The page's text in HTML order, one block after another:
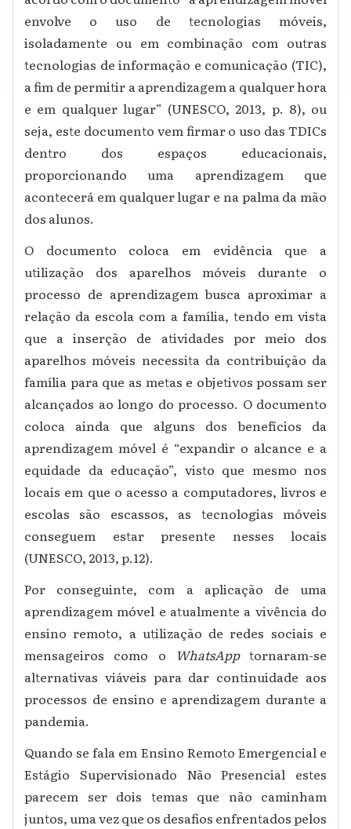
envolve o uso de tecnologias móveis,
isoladamente ou em combinação com outras
tecnologias de informação e comunicação (TIC),
a fim de permitir a aprendizagem a qualquer hora
e em qualquer lugar” (UNESCO, 2013, p. 8), ou
seja, este documento vem firmar o uso das TDICs
dentro dos espaços educacionais,
proporcionando uma aprendizagem que
acontecerá em qualquer lugar e na palma da mão
dos alunos.
O documento coloca em evidência que a
utilização dos aparelhos móveis durante o
processo de aprendizagem busca aproximar a
relação da escola com a família, tendo em vista
que a inserção de atividades por meio dos
aparelhos móveis necessita da contribuição da
família para que as metas e objetivos possam ser
alcançados ao longo do processo. O documento
coloca ainda que alguns dos benefícios da
aprendizagem móvel é “expandir o alcance e a
equidade da educação”, visto que mesmo nos
locais em que o acesso a computadores, livros e
escolas são escassos, as tecnologias móveis
conseguem estar presente nesses locais
(UNESCO, 2013, p.12).
Por conseguinte, com a aplicação de uma
aprendizagem móvel e atualmente a vivência do
ensino remoto, a utilização de redes sociais e
mensageiros como o
WhatsApp tornaram-se
alternativas viáveis para dar continuidade aos
processos de ensino e aprendizagem durante a
pandemia.
Quando se fala em Ensino Remoto Emergencial e
Estágio Supervisionado Não Presencial estes
parecem ser dois temas que não caminham
juntos, uma vez que os desafios enfrentados pelos